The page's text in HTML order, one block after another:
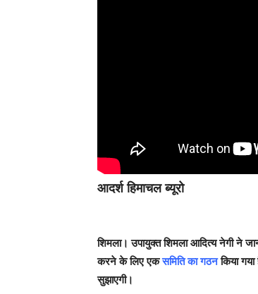
आदर्श हिमाचल ब्यूरो
शिमला।उपायुक्त शिमला आदित्य नेगी ने
करने के लिए एकसमिति का गठनकिया
सुझाएगी।